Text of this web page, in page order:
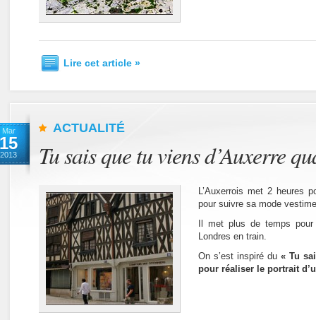
Lire cet article »
Mar
15
2013
ACTUALITÉ
Tu sais que tu viens d’Auxerre
L’Auxerrois met 2 heures
pour suivre sa mode
Il met plus de temps
Londres en train.
On s’est inspiré du« Tu
pour réaliser le portrait